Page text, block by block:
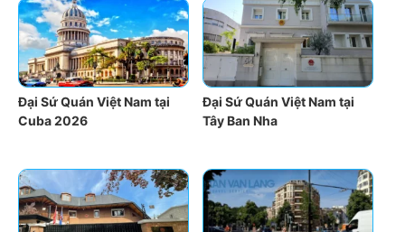
Đại Sứ Quán Việt Nam tại
Cuba 2026
Đại Sứ Quán Việt Nam tại
Tây Ban Nha